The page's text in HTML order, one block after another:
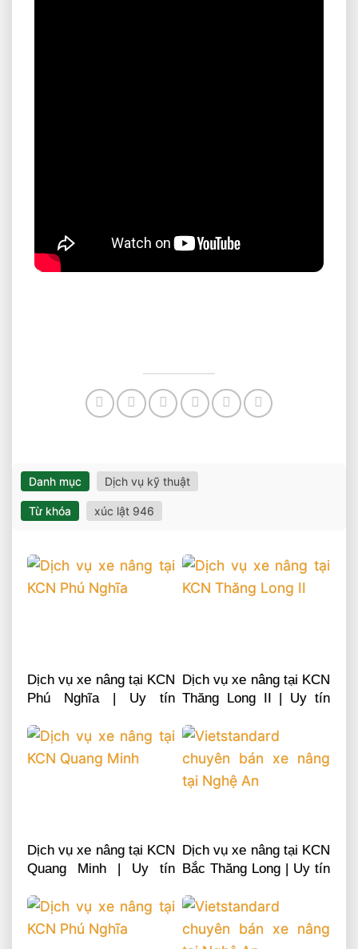
Danh mục Dịch vụ kỹ thuật
Từ khóa xúc lật 946
Dịch vụ xe nâng tại KCN
Phú Nghĩa | Uy tín
0868481555
Dịch vụ xe nâng tại KCN
Thăng Long II | Uy tín
0868481555
Dịch vụ xe nâng tại KCN
Quang Minh | Uy tín
0868481555
Dịch vụ xe nâng tại KCN
Bắc Thăng Long | Uy tín
0868481555